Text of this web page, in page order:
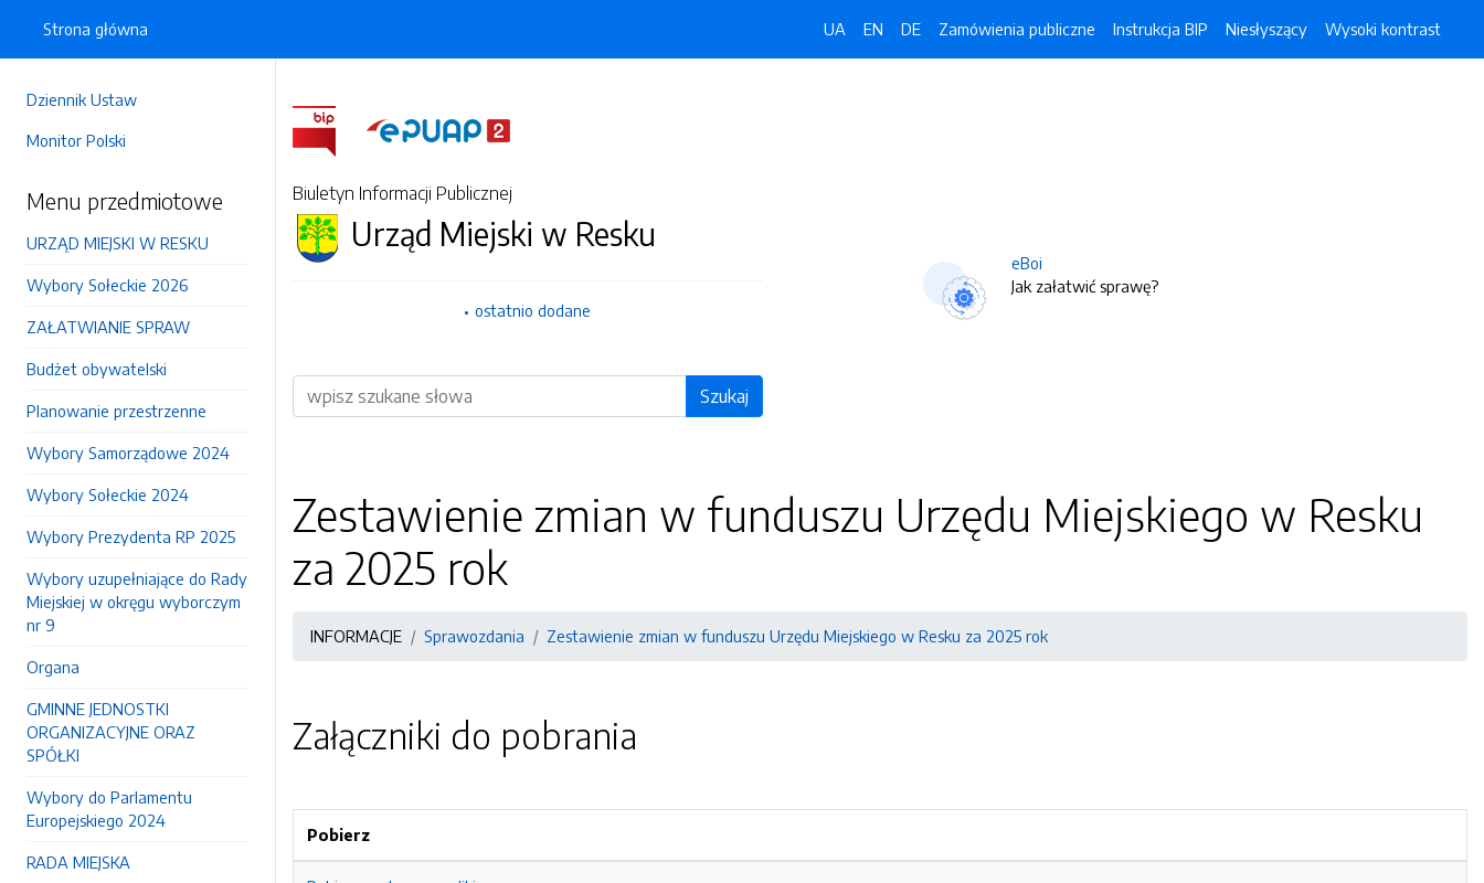
Dziennik Ustaw
Monitor Polski
Menu przedmiotowe
URZĄD MIEJSKI W RESKU
Wybory Sołeckie 2026
ZAŁATWIANIE SPRAW
Budżet obywatelski
Planowanie przestrzenne
Wybory Samorządowe 2024
Wybory Sołeckie 2024
Wybory Prezydenta RP 2025
Wybory uzupełniające do Rady
Miejskiej w okręgu wyborczym
nr 9
Organa
GMINNE JEDNOSTKI
ORGANIZACYJNE ORAZ
SPÓŁKI
Wybory do Parlamentu
Europejskiego 2024
RADA MIEJSKA
Strona główna UA EN DE Zamówienia publiczne Instrukcja BIP Niesłyszący Wysoki kontrast
Biuletyn Informacji Publicznej
Urząd Miejski w Resku
ostatnio dodane
Wyszukiwarka Szukaj
eBoi
Jak załatwić sprawę?
Zestawienie zmian w funduszu Urzędu Miejskiego w Resku
za 2025 rok
INFORMACJE Sprawozdania Zestawienie zmian w funduszu Urzędu Miejskiego w Resku za 2025 rok
Załączniki do pobrania
Pobierz